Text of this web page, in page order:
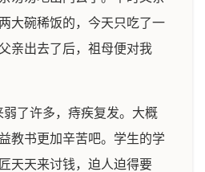
大碗稀饭的，今天只吃了一
亲出去了后，祖母便对我
弱了许多，痔疾复发。大概
教书更加辛苦吧。学生的学
天天来讨钱，迫人迫得要